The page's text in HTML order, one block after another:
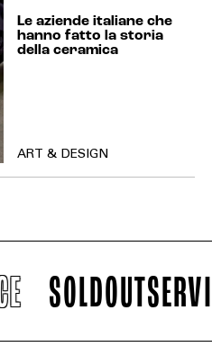
Le aziende italiane che
hanno fatto la storia
della ceramica
ART & DESIGN